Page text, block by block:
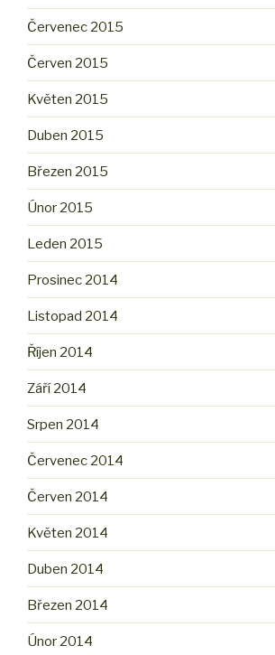
Červenec 2015
Červen 2015
Květen 2015
Duben 2015
Březen 2015
Únor 2015
Leden 2015
Prosinec 2014
Listopad 2014
Říjen 2014
Září 2014
Srpen 2014
Červenec 2014
Červen 2014
Květen 2014
Duben 2014
Březen 2014
Únor 2014